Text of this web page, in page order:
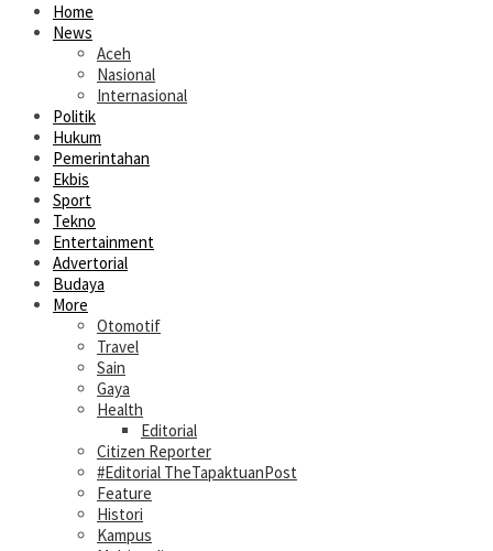
Home
News
Aceh
Nasional
Internasional
Politik
Hukum
Pemerintahan
Ekbis
Sport
Tekno
Entertainment
Advertorial
Budaya
More
Otomotif
Travel
Sain
Gaya
Health
Editorial
Citizen Reporter
#Editorial TheTapaktuanPost
Feature
Histori
Kampus